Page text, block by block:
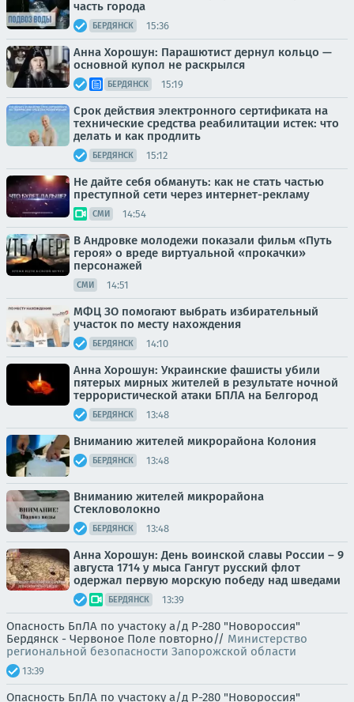
часть города
БЕРДЯНСК 15:36
Анна Хорошун: Парашютист дернул кольцо —
основной купол не раскрылся
БЕРДЯНСК 15:19
Срок действия электронного сертификата на
технические средства реабилитации истек: что
делать и как продлить
БЕРДЯНСК 15:12
Не дайте себя обмануть: как не стать частью
преступной сети через интернет-рекламу
СМИ 14:54
В Андровке молодежи показали фильм «Путь
героя» о вреде виртуальной «прокачки»
персонажей
СМИ 14:51
МФЦ ЗО помогают выбрать избирательный
участок по месту нахождения
БЕРДЯНСК 14:10
Анна Хорошун: Украинские фашисты убили
пятерых мирных жителей в результате ночной
террористической атаки БПЛА на Белгород
БЕРДЯНСК 13:48
Вниманию жителей микрорайона Колония
БЕРДЯНСК 13:48
Вниманию жителей микрорайона
Стекловолокно
БЕРДЯНСК 13:48
Анна Хорошун: День воинской славы России – 9
августа 1714 у мыса Гангут русский флот
одержал первую морскую победу над шведами
БЕРДЯНСК 13:39
Опасность БпЛА по участоку а/д Р-280 "Новороссия"
Бердянск - Червоное Поле повторно// Министерство
региональной безопасности Запорожской области
13:39
Опасность БпЛА по участоку а/д Р-280 "Новороссия"